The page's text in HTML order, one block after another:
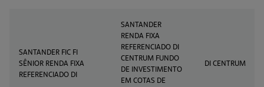
SANTANDER FIC FI
SÊNIOR RENDA FIXA
REFERENCIADO DI
SANTANDER
RENDA FIXA
REFERENCIADO DI
CENTRUM FUNDO
DE INVESTIMENTO
EM COTAS DE
DI CENTRUM